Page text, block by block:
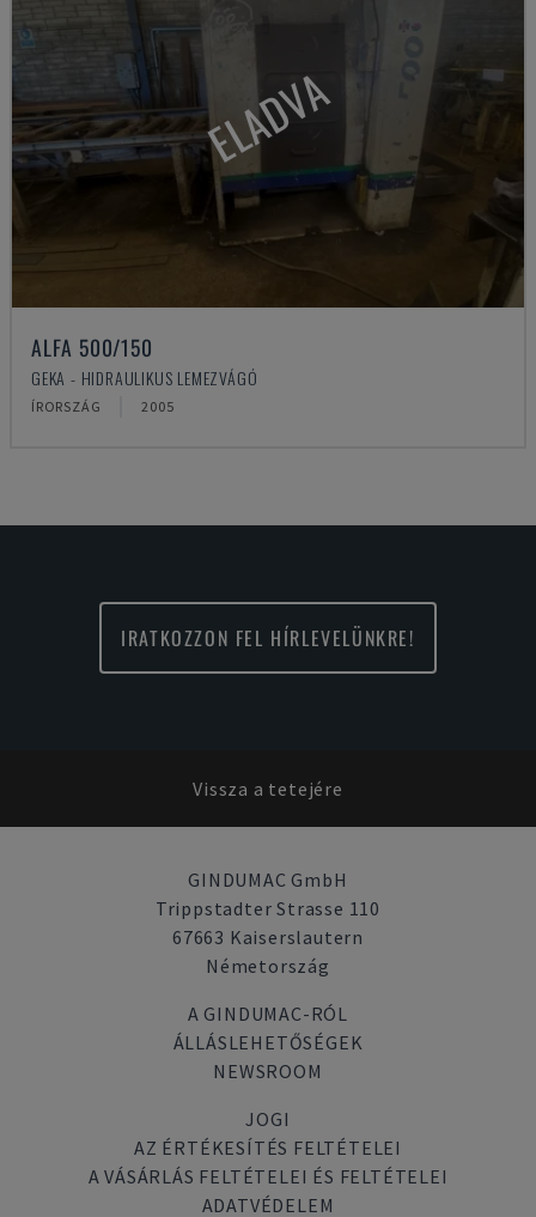
ELADVA
ALFA 500/150
GEKA - HIDRAULIKUS LEMEZVÁGÓ
ÍRORSZÁG 2005
IRATKOZZON FEL HÍRLEVELÜNKRE!
Vissza a tetejére
GINDUMAC GmbH
Trippstadter Strasse 110
67663 Kaiserslautern
Németország
A GINDUMAC-RÓL
ÁLLÁSLEHETŐSÉGEK
NEWSROOM
JOGI
AZ ÉRTÉKESÍTÉS FELTÉTELEI
A VÁSÁRLÁS FELTÉTELEI ÉS FELTÉTELEI
ADATVÉDELEM